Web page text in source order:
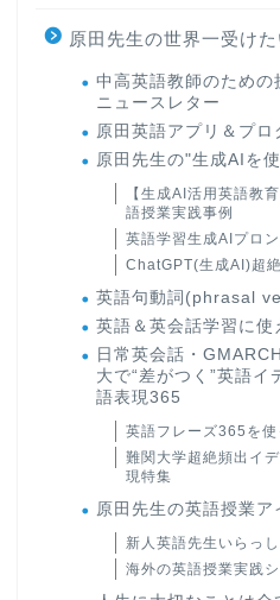
原田先生の世界一受け
中高英語教師のため
ニュースレター
原田英語アプリ＆プロ
原田先生の"生成AIを
【生成AI活用英語教
語授業実践事例
英語学習生成AIプロ
ChatGPT(生成AI)超
英語句動詞(phrasal
英語＆英会話学習に使
日常英会話・
大で“差がつく”英語イ
語表現365
英語フレーズ365を
難関大学超絶頻出イ
現特集
原田先生の英語授業ア
新人英語先生いらっし
海外の英語授業実践